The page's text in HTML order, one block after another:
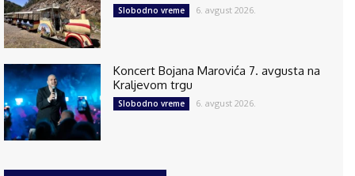
Slobodno vreme 6. avgust 2026.
Koncert Bojana Marovića 7. avgusta na
Kraljevom trgu
Slobodno vreme 6. avgust 2026.